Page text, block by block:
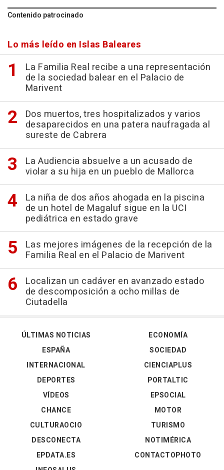
Contenido patrocinado
Lo más leído en Islas Baleares
La Familia Real recibe a una representación
de la sociedad balear en el Palacio de
Marivent
Dos muertos, tres hospitalizados y varios
desaparecidos en una patera naufragada al
sureste de Cabrera
La Audiencia absuelve a un acusado de
violar a su hija en un pueblo de Mallorca
La niña de dos años ahogada en la piscina
de un hotel de Magaluf sigue en la UCI
pediátrica en estado grave
Las mejores imágenes de la recepción de la
Familia Real en el Palacio de Marivent
Localizan un cadáver en avanzado estado
de descomposición a ocho millas de
Ciutadella
ÚLTIMAS NOTICIAS
ESPAÑA
INTERNACIONAL
DEPORTES
VÍDEOS
ECONOMÍA
SOCIEDAD
CIENCIAPLUS
PORTALTIC
EPSOCIAL
CHANCE
CULTURAOCIO
DESCONECTA
EPDATA.ES
MOTOR
TURISMO
NOTIMÉRICA
CONTACTOPHOTO